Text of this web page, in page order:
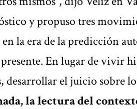
y propuso tres
la era de la predicción
En lugar de vivir
desarrollar el juicio sobre lo
la lectura del